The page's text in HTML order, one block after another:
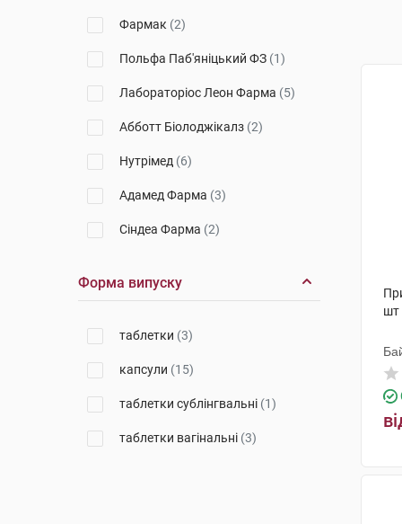
Фармак (2)
Польфа Паб'яніцький ФЗ (1)
Лабораторіос Леон Фарма (5)
Абботт Біолоджікалз (2)
Нутрімед (6)
Адамед Фарма (3)
Сіндеа Фарма (2)
Форма випуску
таблетки (3)
капсули (15)
таблетки сублінгвальні (1)
таблетки вагінальні (3)
шт